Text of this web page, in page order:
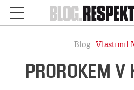
Blog | Vlastimil
PROROKEM V